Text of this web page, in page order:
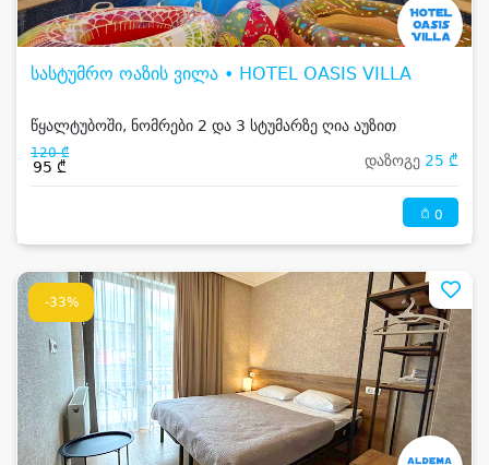
სასტუმრო ოაზის ვილა • HOTEL OASIS VILLA
წყალტუბოში, ნომრები 2 და 3 სტუმარზე ღია აუზით
120 ₾
95 ₾ დაზოგე 25 ₾
0
-33%